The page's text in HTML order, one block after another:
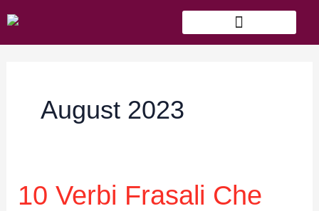
to
August 2023
10 Verbi Frasali Che
10
Verbi